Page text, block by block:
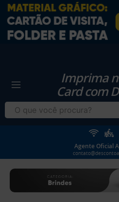
Imprima
Card com
Agente Oficial